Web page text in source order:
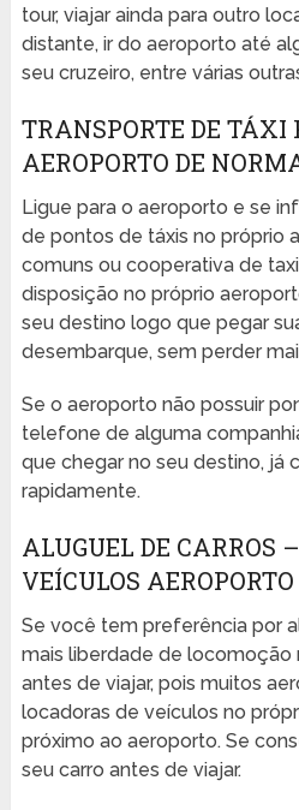
tour, viajar ainda para outro
distante, ir do aeroporto até
seu cruzeiro, entre várias
TRANSPORTE DE TÁXI
AEROPORTO DE
Ligue para o aeroporto e se
de pontos de táxis no próprio
comuns ou cooperativa de
disposição no próprio
seu destino logo que pegar
desembarque, sem perder
Se o aeroporto não possuir
telefone de alguma
que chegar no seu destino, já
rapidamente.
ALUGUEL DE CARROS
VEÍCULOS
Se você tem preferência por
mais liberdade de locomoção
antes de viajar, pois muitos
locadoras de veículos no
próximo ao aeroporto. Se
seu carro antes de viajar.